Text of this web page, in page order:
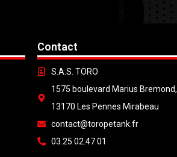
Contact
S.A.S. TORO
1575 boulevard Marius Bremond,
13170 Les Pennes Mirabeau
contact@toropetank.fr
03.25.02.47.01